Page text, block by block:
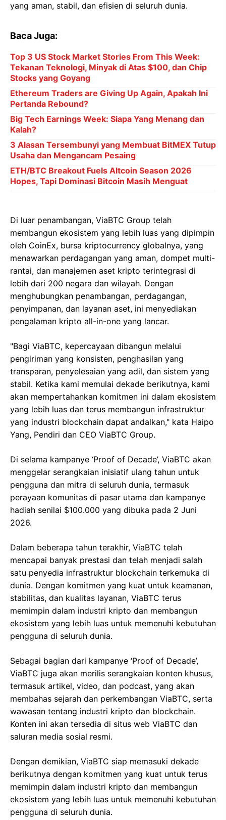
yang aman, stabil, dan efisien di seluruh dunia.
Baca Juga:
Top 3 US Stock Market Stories From This Week:
Tekanan Teknologi, Minyak di Atas $100, dan Chip
Stocks yang Goyang
Ethereum Traders are Giving Up Again, Apakah Ini
Pertanda Rebound?
Big Tech Earnings Week: Siapa Yang Menang dan
Kalah?
3 Alasan Tersembunyi yang Membuat BitMEX Tutup
Usaha dan Mengancam Pesaing
ETH/BTC Breakout Fuels Altcoin Season 2026
Hopes, Tapi Dominasi Bitcoin Masih Menguat
Di luar penambangan, ViaBTC Group telah
membangun ekosistem yang lebih luas yang dipimpin
oleh CoinEx, bursa kriptocurrency globalnya, yang
menawarkan perdagangan yang aman, dompet multi-
rantai, dan manajemen aset kripto terintegrasi di
lebih dari 200 negara dan wilayah. Dengan
menghubungkan penambangan, perdagangan,
penyimpanan, dan layanan aset, ini menyediakan
pengalaman kripto all-in-one yang lancar.
"Bagi ViaBTC, kepercayaan dibangun melalui
pengiriman yang konsisten, penghasilan yang
transparan, penyelesaian yang adil, dan sistem yang
stabil. Ketika kami memulai dekade berikutnya, kami
akan mempertahankan komitmen ini dalam ekosistem
yang lebih luas dan terus membangun infrastruktur
yang industri blockchain dapat andalkan," kata Haipo
Yang, Pendiri dan CEO ViaBTC Group.
Di selama kampanye ‘Proof of Decade’, ViaBTC akan
menggelar serangkaian inisiatif ulang tahun untuk
pengguna dan mitra di seluruh dunia, termasuk
perayaan komunitas di pasar utama dan kampanye
hadiah senilai $100.000 yang dibuka pada 2 Juni
2026.
Dalam beberapa tahun terakhir, ViaBTC telah
mencapai banyak prestasi dan telah menjadi salah
satu penyedia infrastruktur blockchain terkemuka di
dunia. Dengan komitmen yang kuat untuk keamanan,
stabilitas, dan kualitas layanan, ViaBTC terus
memimpin dalam industri kripto dan membangun
ekosistem yang lebih luas untuk memenuhi kebutuhan
pengguna di seluruh dunia.
Sebagai bagian dari kampanye ‘Proof of Decade’,
ViaBTC juga akan merilis serangkaian konten khusus,
termasuk artikel, video, dan podcast, yang akan
membahas sejarah dan perkembangan ViaBTC, serta
wawasan tentang industri kripto dan blockchain.
Konten ini akan tersedia di situs web ViaBTC dan
saluran media sosial resmi.
Dengan demikian, ViaBTC siap memasuki dekade
berikutnya dengan komitmen yang kuat untuk terus
memimpin dalam industri kripto dan membangun
ekosistem yang lebih luas untuk memenuhi kebutuhan
pengguna di seluruh dunia.